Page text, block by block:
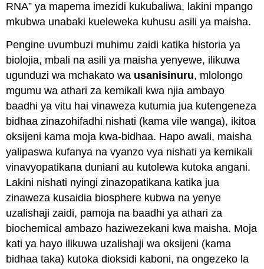
RNA” ya mapema imezidi kukubaliwa, lakini mpango
mkubwa unabaki kueleweka kuhusu asili ya maisha.
Pengine uvumbuzi muhimu zaidi katika historia ya
biolojia, mbali na asili ya maisha yenyewe, ilikuwa
ugunduzi wa mchakato wa usanisinuru, mlolongo
mgumu wa athari za kemikali kwa njia ambayo
baadhi ya vitu hai vinaweza kutumia jua kutengeneza
bidhaa zinazohifadhi nishati (kama vile wanga), ikitoa
oksijeni kama moja kwa-bidhaa. Hapo awali, maisha
yalipaswa kufanya na vyanzo vya nishati ya kemikali
vinavyopatikana duniani au kutolewa kutoka angani.
Lakini nishati nyingi zinazopatikana katika jua
zinaweza kusaidia biosphere kubwa na yenye
uzalishaji zaidi, pamoja na baadhi ya athari za
biochemical ambazo haziwezekani kwa maisha. Moja
kati ya hayo ilikuwa uzalishaji wa oksijeni (kama
bidhaa taka) kutoka dioksidi kaboni, na ongezeko la